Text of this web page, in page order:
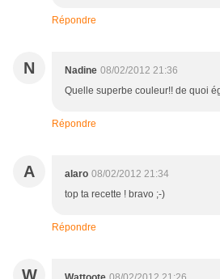
Répondre
N Nadine 08/02/2012 21:36
Quelle superbe couleur!! de quoi
Répondre
A alaro 08/02/2012 21:34
top ta recette ! bravo ;-)
Répondre
W